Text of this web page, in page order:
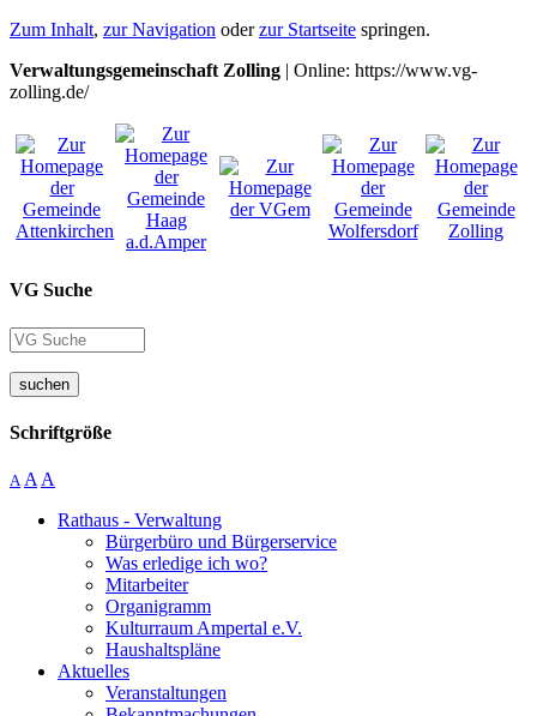
Zum Inhalt, zur Navigation oderzur Startseite springen.
Verwaltungsgemeinschaft Zolling | Online: https://www.vg-
zolling.de/
VG Suche
suchen
Schriftgröße
A A A
Rathaus - Verwaltung
Bürgerbüro und Bürgerservice
Was erledige ich wo?
Mitarbeiter
Organigramm
Kulturraum Ampertal e.V.
Haushaltspläne
Aktuelles
Veranstaltungen